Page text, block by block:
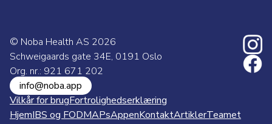
© Noba Health AS 2026
Schweigaards gate 34E, 0191 Oslo
Org. nr.: 921 671 202
info@noba.app
Vilkår for brugFortrolighedserklæring
HjemIBS og FODMAPsAppenKontaktArtiklerTeamet